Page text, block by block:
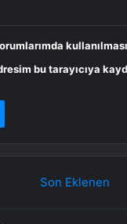
bu tarayıcıya
Son Eklenen